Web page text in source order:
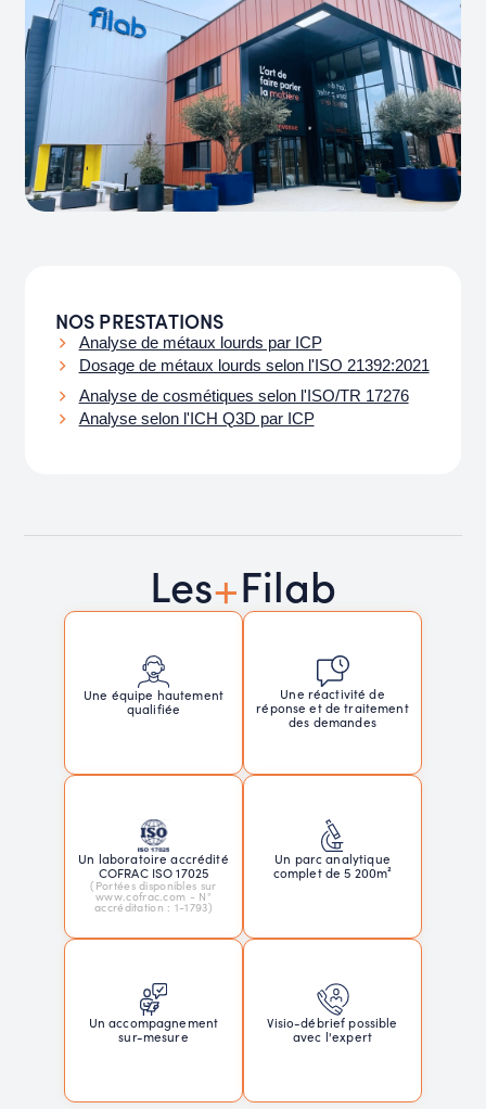
NOS PRESTATIONS
Analyse de métaux lourds par ICP
Dosage de métaux lourds selon l'ISO 21392:2021
Analyse de cosmétiques selon l'ISO/TR 17276
Analyse selon l'ICH Q3D par ICP
Les+Filab
Une équipe hautement
qualifiée
Une réactivité de
réponse et de traitement
des demandes
Un laboratoire accrédité
COFRAC ISO 17025
(Portées disponibles sur
www.cofrac.com - N°
accréditation : 1-1793)
Un parc analytique
complet de 5 200m²
Un accompagnement
sur-mesure
Visio-débrief possible
avec l'expert